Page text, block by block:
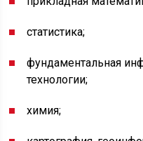
статистика;
фундаментальная
технологии;
химия;